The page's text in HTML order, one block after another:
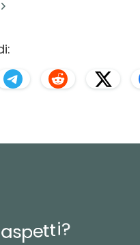
aspetti?